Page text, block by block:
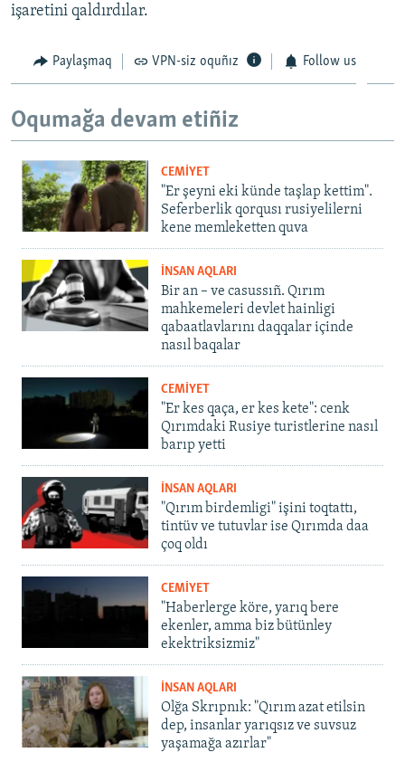
işaretini qaldırdılar.
Paylaşmaq VPN-siz oquñız Follow us
Oqumağa devam etiñiz
CEMİYET
"Er şeyni eki künde taşlap kettim".
Seferberlik qorqusı rusiyelilerni
kene memleketten quva
İNSAN AQLARI
Bir an – ve casussıñ. Qırım
mahkemeleri devlet hainligi
qabaatlavlarını daqqalar içinde
nasıl baqalar
CEMİYET
"Er kes qaça, er kes kete": cenk
Qırımdaki Rusiye turistlerine nasıl
barıp yetti
İNSAN AQLARI
"Qırım birdemligi" işini toqtattı,
tintüv ve tutuvlar ise Qırımda daa
çoq oldı
CEMİYET
"Haberlerge köre, yarıq bere
ekenler, amma biz bütünley
ekektriksizmiz"
İNSAN AQLARI
Olğa Skrıpnık: "Qırım azat etilsin
dep, insanlar yarıqsız ve suvsuz
yaşamağa azırlar"